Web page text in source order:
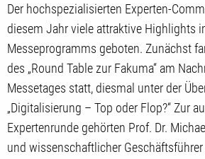
Der hochspezialisierten Experten-
diesem Jahr viele attraktive Highlights
Messeprogramms geboten. Zunächst
des „Round Table zur Fakuma“ am
Messetages statt, diesmal unter der
„Digitalisierung – Top oder Flop?“ Zur
Expertenrunde gehörten Prof. Dr.
und wissenschaftlicher Geschäftsführer